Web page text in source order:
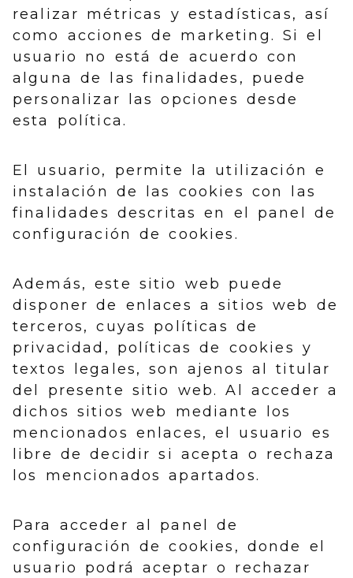
realizar métricas y estadísticas, así
como acciones de marketing. Si el
usuario no está de acuerdo con
alguna de las finalidades, puede
personalizar las opciones desde
esta política.
El usuario, permite la utilización e
instalación de las cookies con las
finalidades descritas en el panel de
configuración de cookies.
Además, este sitio web puede
disponer de enlaces a sitios web de
terceros, cuyas políticas de
privacidad, políticas de cookies y
textos legales, son ajenos al titular
del presente sitio web. Al acceder a
dichos sitios web mediante los
mencionados enlaces, el usuario es
libre de decidir si acepta o rechaza
los mencionados apartados.
Para acceder al panel de
configuración de cookies, donde el
usuario podrá aceptar o rechazar